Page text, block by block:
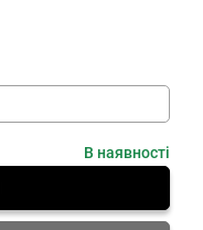
В наявності